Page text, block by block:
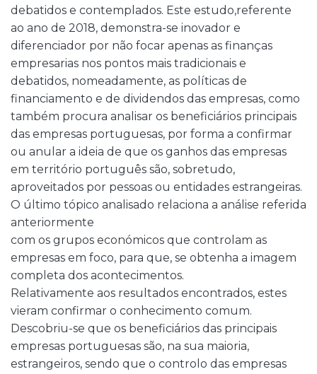
debatidos e contemplados. Este estudo,referente
ao ano de 2018, demonstra-se inovador e
diferenciador por não focar apenas as finanças
empresarias nos pontos mais tradicionais e
debatidos, nomeadamente, as políticas de
financiamento e de dividendos das empresas, como
também procura analisar os beneficiários principais
das empresas portuguesas, por forma a confirmar
ou anular a ideia de que os ganhos das empresas
em território português são, sobretudo,
aproveitados por pessoas ou entidades estrangeiras.
O último tópico analisado relaciona a análise referida
anteriormente
com os grupos económicos que controlam as
empresas em foco, para que, se obtenha a imagem
completa dos acontecimentos.
Relativamente aos resultados encontrados, estes
vieram confirmar o conhecimento comum.
Descobriu-se que os beneficiários das principais
empresas portuguesas são, na sua maioria,
estrangeiros, sendo que o controlo das empresas